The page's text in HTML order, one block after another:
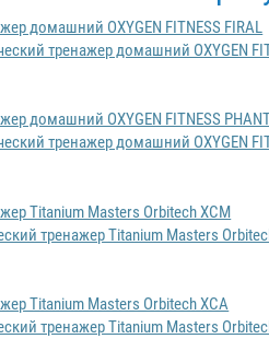
тренажер домашний OXYGEN
тренажер домашний OXYGEN
тренажер Titanium Masters
тренажер Titanium Masters